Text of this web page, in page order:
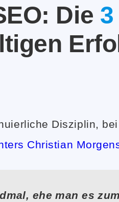
Die 3
Disziplin,
Christian
ehe man es